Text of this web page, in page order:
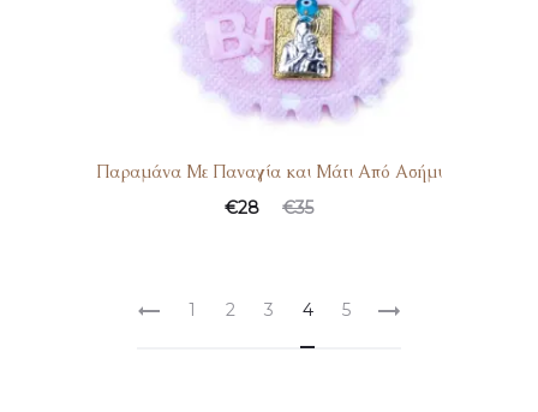
Παραμάνα Με Παναγία και Μάτι Από Ασήμι
€35
€28
1 2 3 4 5